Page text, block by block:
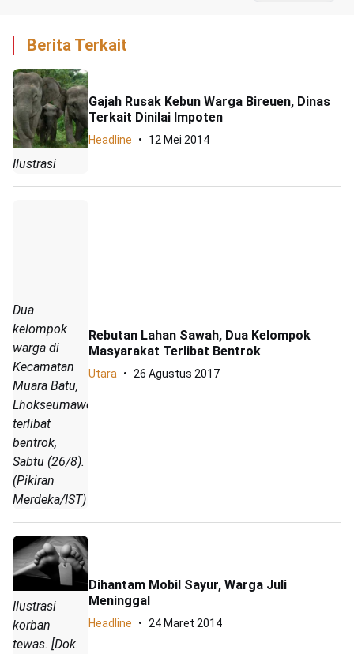
Berita Terkait
Ilustrasi
Gajah Rusak Kebun Warga Bireuen, Dinas
Terkait Dinilai Impoten
Headline 12 Mei 2014
Dua
kelompok
warga di
Kecamatan
Muara Batu,
Lhokseumawe,
terlibat
bentrok,
Sabtu (26/8).
(Pikiran
Merdeka/IST)
Rebutan Lahan Sawah, Dua Kelompok
Masyarakat Terlibat Bentrok
Utara 26 Agustus 2017
Ilustrasi
korban
tewas. [Dok.
Dihantam Mobil Sayur, Warga Juli
Meninggal
Headline 24 Maret 2014